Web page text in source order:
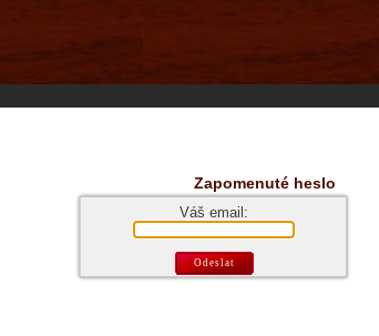
Zapomenuté heslo
Váš email: